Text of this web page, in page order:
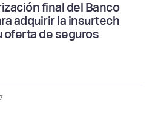
final del Banco
adquirir la insurtech
oferta de seguros